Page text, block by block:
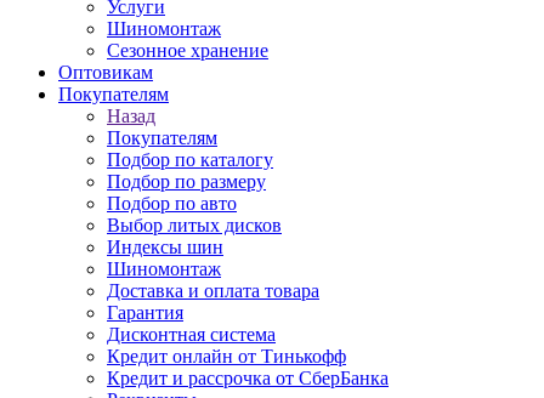
Услуги
Шиномонтаж
Сезонное хранение
Оптовикам
Покупателям
Назад
Покупателям
Подбор по каталогу
Подбор по размеру
Подбор по авто
Выбор литых дисков
Индексы шин
Шиномонтаж
Доставка и оплата товара
Гарантия
Дисконтная система
Кредит онлайн от Тинькофф
Кредит и рассрочка от СберБанка